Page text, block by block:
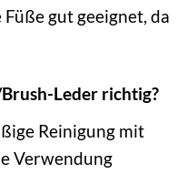
gut geeignet, da
Leder richtig?
Reinigung mit
Verwendung